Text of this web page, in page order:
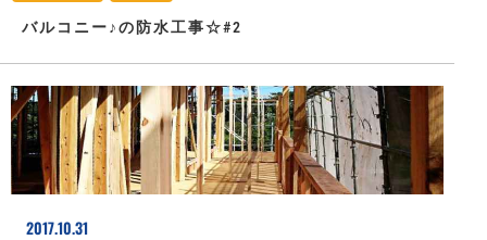
バルコニー♪の防水工事☆#2
2017.10.31